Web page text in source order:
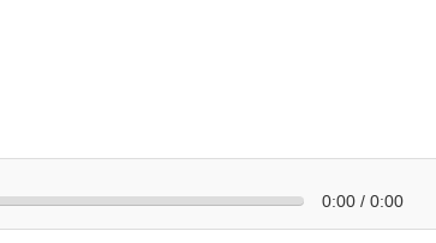
0:00 / 0:00